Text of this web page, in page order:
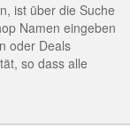
ist über die Suche
Namen eingeben
oder Deals
so dass alle